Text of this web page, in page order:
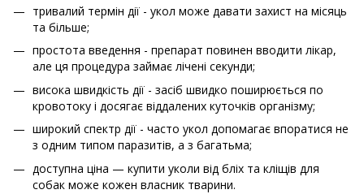
тривалий термін дії - укол може давати захист на місяць
та більше;
простота введення - препарат повинен вводити лікар,
але ця процедура займає лічені секунди;
висока швидкість дії - засіб швидко поширюється по
кровотоку і досягає віддалених куточків організму;
широкий спектр дії - часто укол допомагає впоратися не
з одним типом паразитів, а з багатьма;
доступна ціна — купити уколи від бліх та кліщів для
собак може кожен власник тварини.